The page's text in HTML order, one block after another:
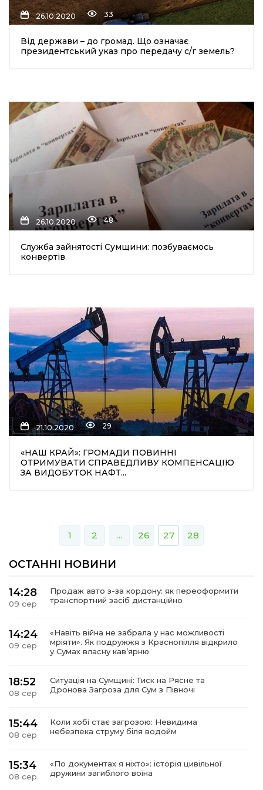
26.10.2020 33
Від держави – до громад. Що означає
президентський указ про передачу с/г земель?
26.10.2020 48
Служба зайнятості Сумщини: позбуваємось
конвертів
21.10.2020 29
«НАШ КРАЙ»: ГРОМАДИ ПОВИННІ
ОТРИМУВАТИ СПРАВЕДЛИВУ КОМПЕНСАЦІЮ
ЗА ВИДОБУТОК НАФТ...
1 2 … 26 27 28
ОСТАННІ НОВИНИ
14:28
09 сер
Продаж авто з-за кордону: як переоформити
транспортний засіб дистанційно
14:24
09 сер
«Навіть війна не забрала у нас можливості
мріяти». Як подружжя з Краснопілля відкрило
у Сумах власну кав’ярню
18:52
08 сер
Ситуація на Сумщині: Тиск на Рясне та
Дронова Загроза для Сум з Півночі
15:44
08 сер
Коли хобі стає загрозою: Невидима
небезпека струму біля водойм
15:34
08 сер
«По документах я ніхто»: історія цивільної
дружини загиблого воїна